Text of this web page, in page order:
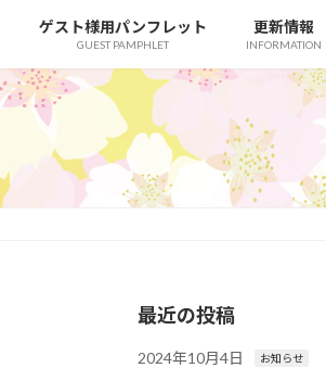
ゲスト様用パンフレット
GUEST PAMPHLET
更新情報
INFORMATION
最近の投稿
2024年10月4日 お知らせ